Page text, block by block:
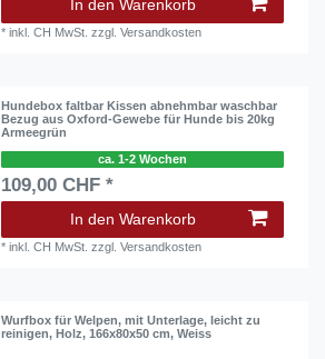
In den Warenkorb
*inkl. CH MwSt. zzgl.Versandkosten
Hundebox faltbar Kissen abnehmbar waschbar
Bezug aus Oxford-Gewebe für Hunde bis 20kg
Armeegrün
ca. 1-2 Wochen
109,00 CHF *
In den Warenkorb
*inkl. CH MwSt. zzgl.Versandkosten
Wurfbox für Welpen, mit Unterlage, leicht zu
reinigen, Holz, 166x80x50 cm, Weiss